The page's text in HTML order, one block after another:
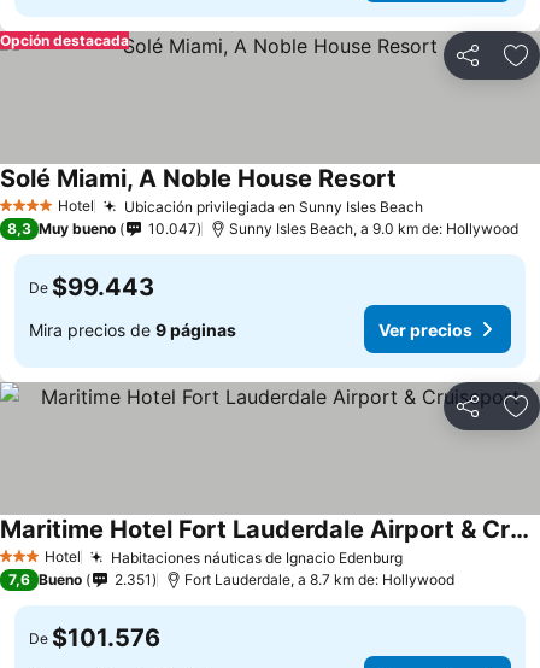
Compartir
Opción destacada
4 EstrellasHotel Ubicación privilegiada en Sunny Isles Beach
Solé Miami, A Noble House Resort
8,3 Muy bueno 10.047 Sunny Isles Beach, a 9.0 km de: Hollywood
De $99.443
Mira precios de 9 páginas Ver precios
Compartir
3 Estrellas
Hotel Habitaciones náuticas de Ignacio Edenburg
Maritime Hotel Fort Lauderdale Airport & Cruiseport
7,6 Bueno 2.351 Fort Lauderdale, a 8.7 km de: Hollywood
De $101.576